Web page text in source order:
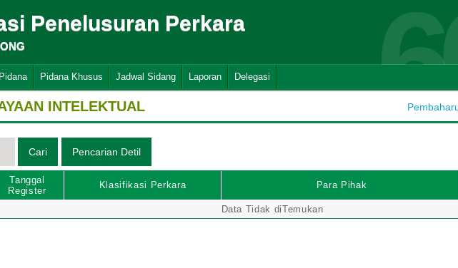
Penelusuran Perkara
Pidana Pidana Khusus Jadwal Sidang Laporan Delegasi
INTELEKTUAL
Tanggal
Register
Klasifikasi Perkara Para Pihak
Data Tidak diTemukan